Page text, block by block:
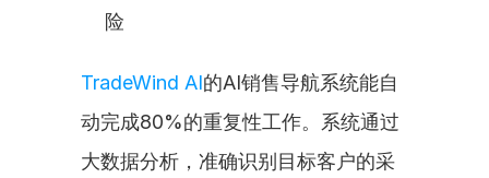
险
TradeWind AI的AI销售导航系统能自
动完成80%的重复性工作。系统通过
大数据分析，准确识别目标客户的采